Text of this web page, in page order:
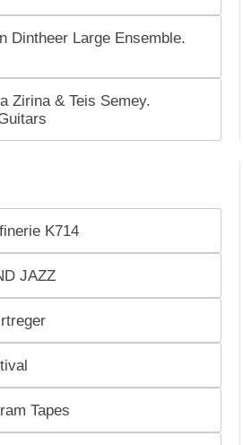
Dintheer Large Ensemble.
Zirina & Teis Semey.
K714
JAZZ
Tapes